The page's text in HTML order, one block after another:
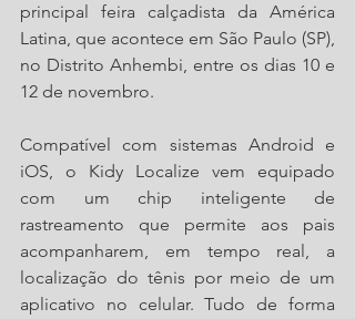
principal feira calçadista da América
Latina, que acontece em São Paulo (SP),
no Distrito Anhembi, entre os dias 10 e
12 de novembro.
Compatível com sistemas Android e
iOS, o Kidy Localize vem equipado
com um chip inteligente de
rastreamento que permite aos pais
acompanharem, em tempo real, a
localização do tênis por meio de um
aplicativo no celular. Tudo de forma